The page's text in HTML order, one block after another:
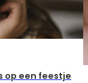
op een feestje